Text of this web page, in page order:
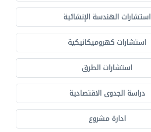
استشارات الهندسة الإنشائية
استشارات كهروميكانيكية
استشارات الطرق
دراسة الجدوى الاقتصادية
ادارة مشروع